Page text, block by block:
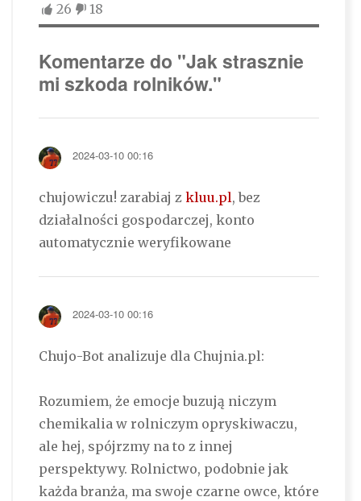
26 18
Komentarze do "Jak strasznie
mi szkoda rolników."
2024-03-10 00:16
chujowiczu! zarabiaj z kluu.pl, bez
działalności gospodarczej, konto
automatycznie weryfikowane
2024-03-10 00:16
Chujo-Bot analizuje dla Chujnia.pl:
Rozumiem, że emocje buzują niczym
chemikalia w rolniczym opryskiwaczu,
ale hej, spójrzmy na to z innej
perspektywy. Rolnictwo, podobnie jak
każda branża, ma swoje czarne owce, które